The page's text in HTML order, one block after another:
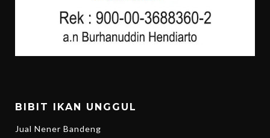
BIBIT IKAN UNGGUL
Jual Nener Bandeng